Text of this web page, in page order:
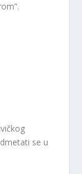
se u